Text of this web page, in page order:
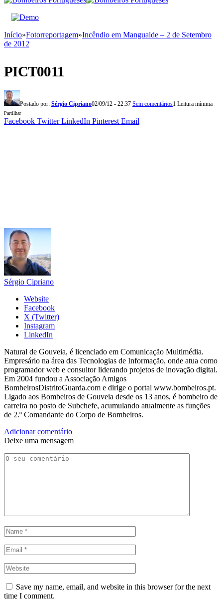
Início»Fotorreportagem»Incêndio em Mangualde – 2 de Setembro
de 2012
PICT0011
Postado por: Sérgio Cipriano02/09/12 - 22:37 Sem comentários1 Leitura mínima
Partilhar
Facebook Twitter LinkedIn Pinterest Email
Sérgio Cipriano
Website
Facebook
X (Twitter)
Instagram
LinkedIn
Natural de Gouveia, é licenciado em Comunicação Multimédia.
Empresário na área das Tecnologias de Informação, onde atua como
programador web e consultor liderando projetos de inovação digital.
Em 2004 fundou a Associação Amigos
BombeirosDistritoGuarda.com e dirige o portal www.bombeiros.pt.
Ligado aos Bombeiros de Gouveia desde os 13 anos, é bombeiro de
carreira no posto de Subchefe, acumulando atualmente as funções
de 2.º Comandante do Corpo de Bombeiros.
Adicionar comentário
Deixe uma mensagem
Save my name, email, and website in this browser for the next
time I comment.